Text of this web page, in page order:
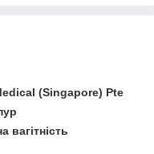
(Singapore) Pte
вагітність